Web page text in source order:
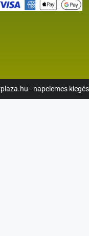
- napelemes